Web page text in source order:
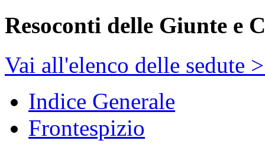
Resoconti delle Giunte e
Vai all'elenco delle sedute
Indice Generale
Frontespizio